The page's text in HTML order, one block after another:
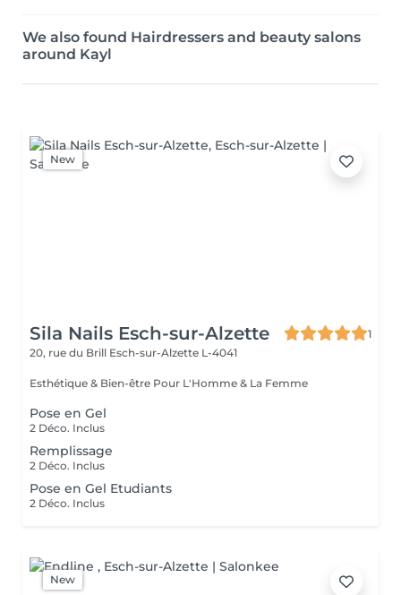
We also found Hairdressers and beauty salons
around Kayl
New
Sila Nails Esch-sur-Alzette
1
20, rue du Brill Esch-sur-Alzette L-4041
Esthétique & Bien-être Pour L'Homme & La Femme
Pose en Gel
2 Déco. Inclus
Remplissage
2 Déco. Inclus
Pose en Gel Etudiants
2 Déco. Inclus
New